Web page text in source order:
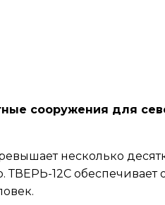
сооружения для
несколько
12С обеспечивает